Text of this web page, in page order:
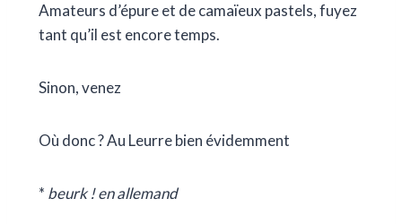
Amateurs d’épure et de camaïeux pastels, fuyez
tant qu’il est encore temps.
Sinon, venez
Où donc ? Au Leurre bien évidemment
* beurk ! en allemand